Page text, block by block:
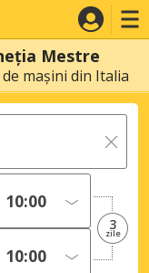
Mestre
mașini din Italia
3
zile